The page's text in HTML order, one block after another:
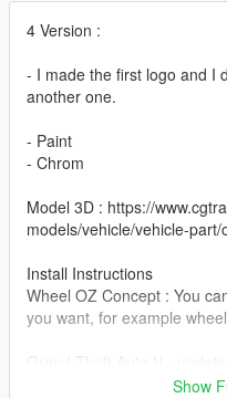
4 Version :
- I made the first logo and I
another one.
- Paint
- Chrom
Model 3D : https://
models/vehicle/vehicle-
Install Instructions
Wheel OZ Concept : You
you want, for example
dlc - x64 - levels -
Show